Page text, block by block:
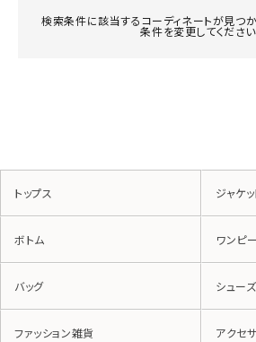
検索条件に該当するコーディネートが見つ
条件を変更してください
トップス ジャケ
ボトム ワンピ
バッグ シューズ
ファッション雑貨 アクセ